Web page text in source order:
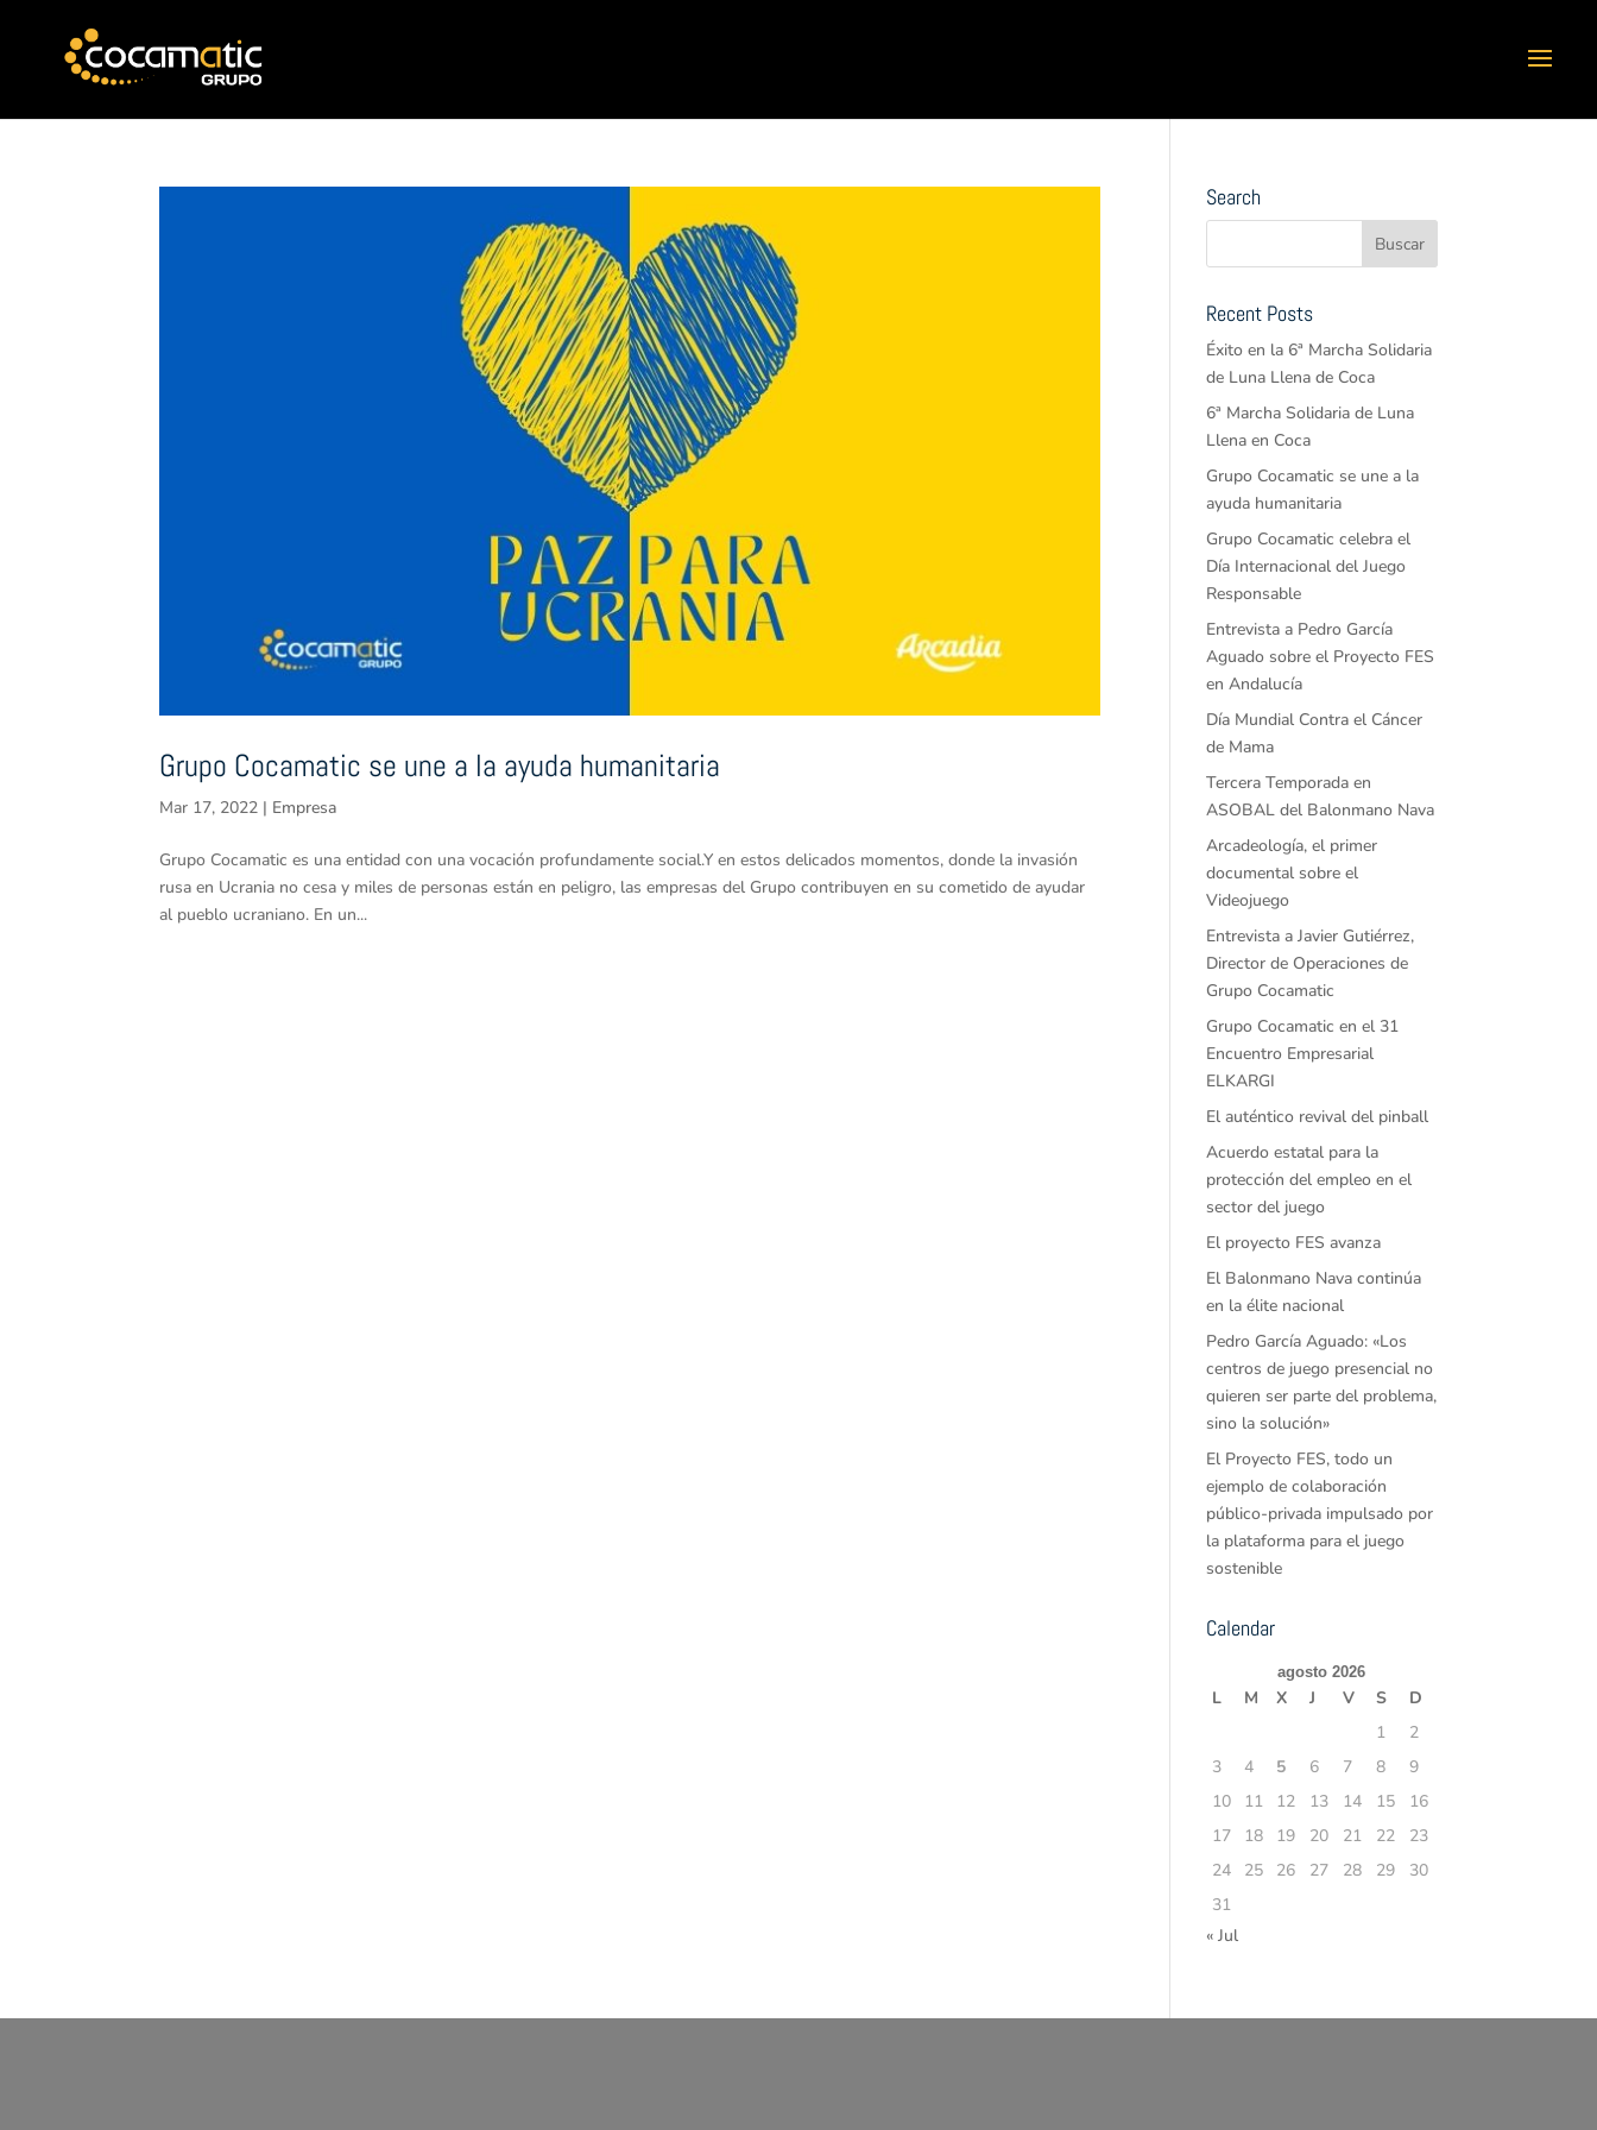
Grupo Cocamatic se une a la ayuda humanitaria
Mar 17, 2022 | Empresa
Grupo Cocamatic es una entidad con una vocación profundamente social.Y en estos delicados momentos, donde la invasión
rusa en Ucrania no cesa y miles de personas están en peligro, las empresas del Grupo contribuyen en su cometido de ayudar
al pueblo ucraniano. En un...
Search
Recent Posts
Éxito en la 6ª Marcha Solidaria
de Luna Llena de Coca
6ª Marcha Solidaria de Luna
Llena en Coca
Grupo Cocamatic se une a la
ayuda humanitaria
Grupo Cocamatic celebra el
Día Internacional del Juego
Responsable
Entrevista a Pedro García
Aguado sobre el Proyecto FES
en Andalucía
Día Mundial Contra el Cáncer
de Mama
Tercera Temporada en
ASOBAL del Balonmano Nava
Arcadeología, el primer
documental sobre el
Videojuego
Entrevista a Javier Gutiérrez,
Director de Operaciones de
Grupo Cocamatic
Grupo Cocamatic en el 31
Encuentro Empresarial
ELKARGI
El auténtico revival del pinball
Acuerdo estatal para la
protección del empleo en el
sector del juego
El proyecto FES avanza
El Balonmano Nava continúa
en la élite nacional
Pedro García Aguado: «Los
centros de juego presencial no
quieren ser parte del problema,
sino la solución»
El Proyecto FES, todo un
ejemplo de colaboración
público-privada impulsado por
la plataforma para el juego
sostenible
Calendar
agosto 2026
L M X J V S
D
1
2
3
4 5 6 7 8
9
10
11 12 13 14 15
16
17
18 19 20 21 22
23
24
25 26 27 28 29
30
31
« Jul